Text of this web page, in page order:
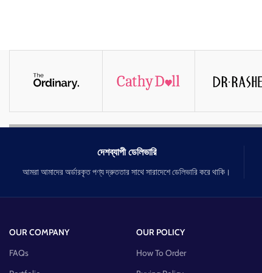
দেশব্যাপী ডেলিভারি
আমরা আমাদের অর্ডারকৃত পণ্য দ্রুততার সাথে সারাদেশে ডেলিভারি করে থাকি।
OUR COMPANY
FAQs
OUR POLICY
How To Order